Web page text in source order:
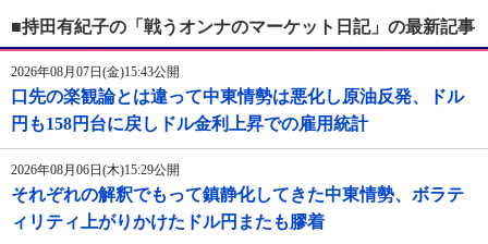
■持田有紀子の「戦うオンナのマーケット日記」の最新記事
2026年08月07日(金)15:43公開
口先の楽観論とは違って中東情勢は悪化し原油反発、ドル
円も158円台に戻しドル金利上昇での雇用統計
2026年08月06日(木)15:29公開
それぞれの解釈でもって鎮静化してきた中東情勢、ボラテ
ィリティ上がりかけたドル円またも膠着